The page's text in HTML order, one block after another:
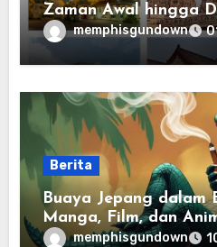
Zaman Awal hingga
memphisgundown
Berita
Buaya Jepang dalam
Manga, Film, dan
memphisgundown